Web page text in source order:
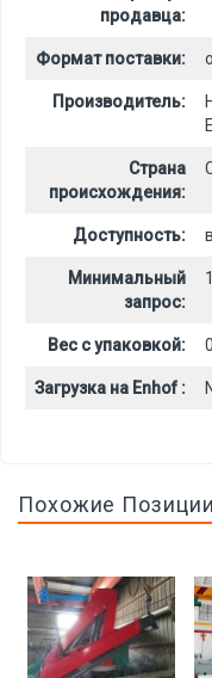
продавца:
Формат поставки:
Производитель:
Страна
происхождения:
Доступность:
Минимальный
запрос:
1
Вес с упаковкой:
Загрузка на Enhof :
Похожие Позиции